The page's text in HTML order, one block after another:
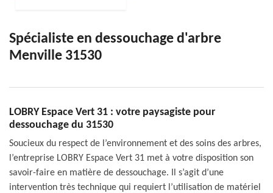
Spécialiste en dessouchage d'arbre
Menville 31530
LOBRY Espace Vert 31 : votre paysagiste pour
dessouchage du 31530
Soucieux du respect de l’environnement et des soins des arbres,
l’entreprise LOBRY Espace Vert 31 met à votre disposition son
savoir-faire en matière de dessouchage. Il s’agit d’une
intervention très technique qui requiert l’utilisation de matériel